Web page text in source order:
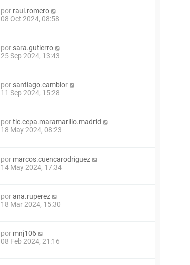
por raul.romero
08 Oct 2024, 08:58
por sara.gutierro
25 Sep 2024, 13:43
por santiago.camblor
11 Sep 2024, 15:28
portic.cepa.maramarillo.madrid
18 May 2024, 08:23
por marcos.cuencarodriguez
14 May 2024, 17:34
porana.ruperez
18 Mar 2024, 15:30
por mnj106
08 Feb 2024, 21:16